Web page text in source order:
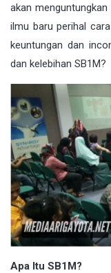
akan
ilmu baru perihal
keuntungan dan
dan kelebihan SB1M?
Apa Itu SB1M?